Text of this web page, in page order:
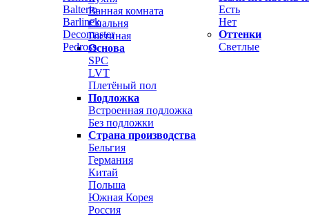
Balterio
Barlinek
Decomaster
Pedross
Есть
Нет
Оттенки
Светлые
Ванная комната
Спальня
Гостиная
Основа
SPC
LVT
Плетёный пол
Подложка
Встроенная подложка
Без подложки
Страна производства
Бельгия
Германия
Китай
Польша
Южная Корея
Россия